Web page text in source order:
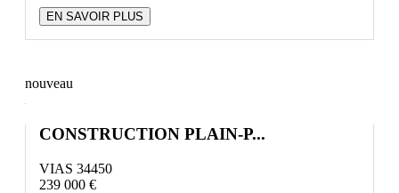
EN SAVOIR PLUS
nouveau
CONSTRUCTION PLAIN-P...
VIAS 34450
239 000 €